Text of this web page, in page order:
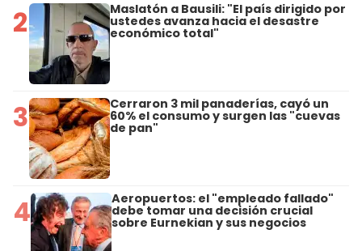
2 Maslatón a Bausili: "El país dirigido por
ustedes avanza hacia el desastre
económico total"
3 Cerraron 3 mil panaderías, cayó un
60% el consumo y surgen las "cuevas
de pan"
4 Aeropuertos: el "empleado fallado"
debe tomar una decisión crucial
sobre Eurnekian y sus negocios